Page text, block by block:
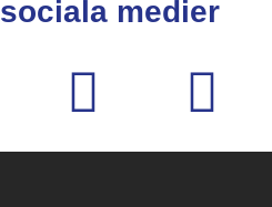
medier